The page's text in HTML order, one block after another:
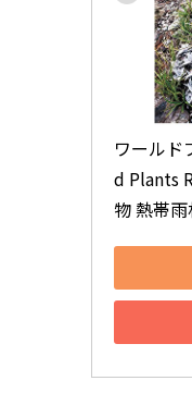
ワールド
d Plants
物 熱帯